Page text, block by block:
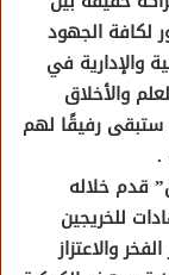
لكافة الجهود
والإدارية في
والأخلاق
ستبقى رفيقًا لهم
.
قدم خلاله
للخريجين
والاعتزاز